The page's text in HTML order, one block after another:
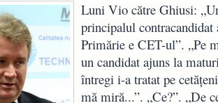
Luni Vio către Ghiusi:
principalul
Primărie e CET-ul”. „Pe
un candidat ajuns la
întregi i-a tratat pe
mă miră...”. „Ce?”. „De